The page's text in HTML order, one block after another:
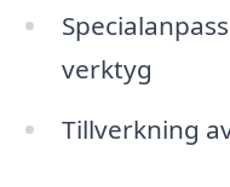
verktyg
Tillverkning